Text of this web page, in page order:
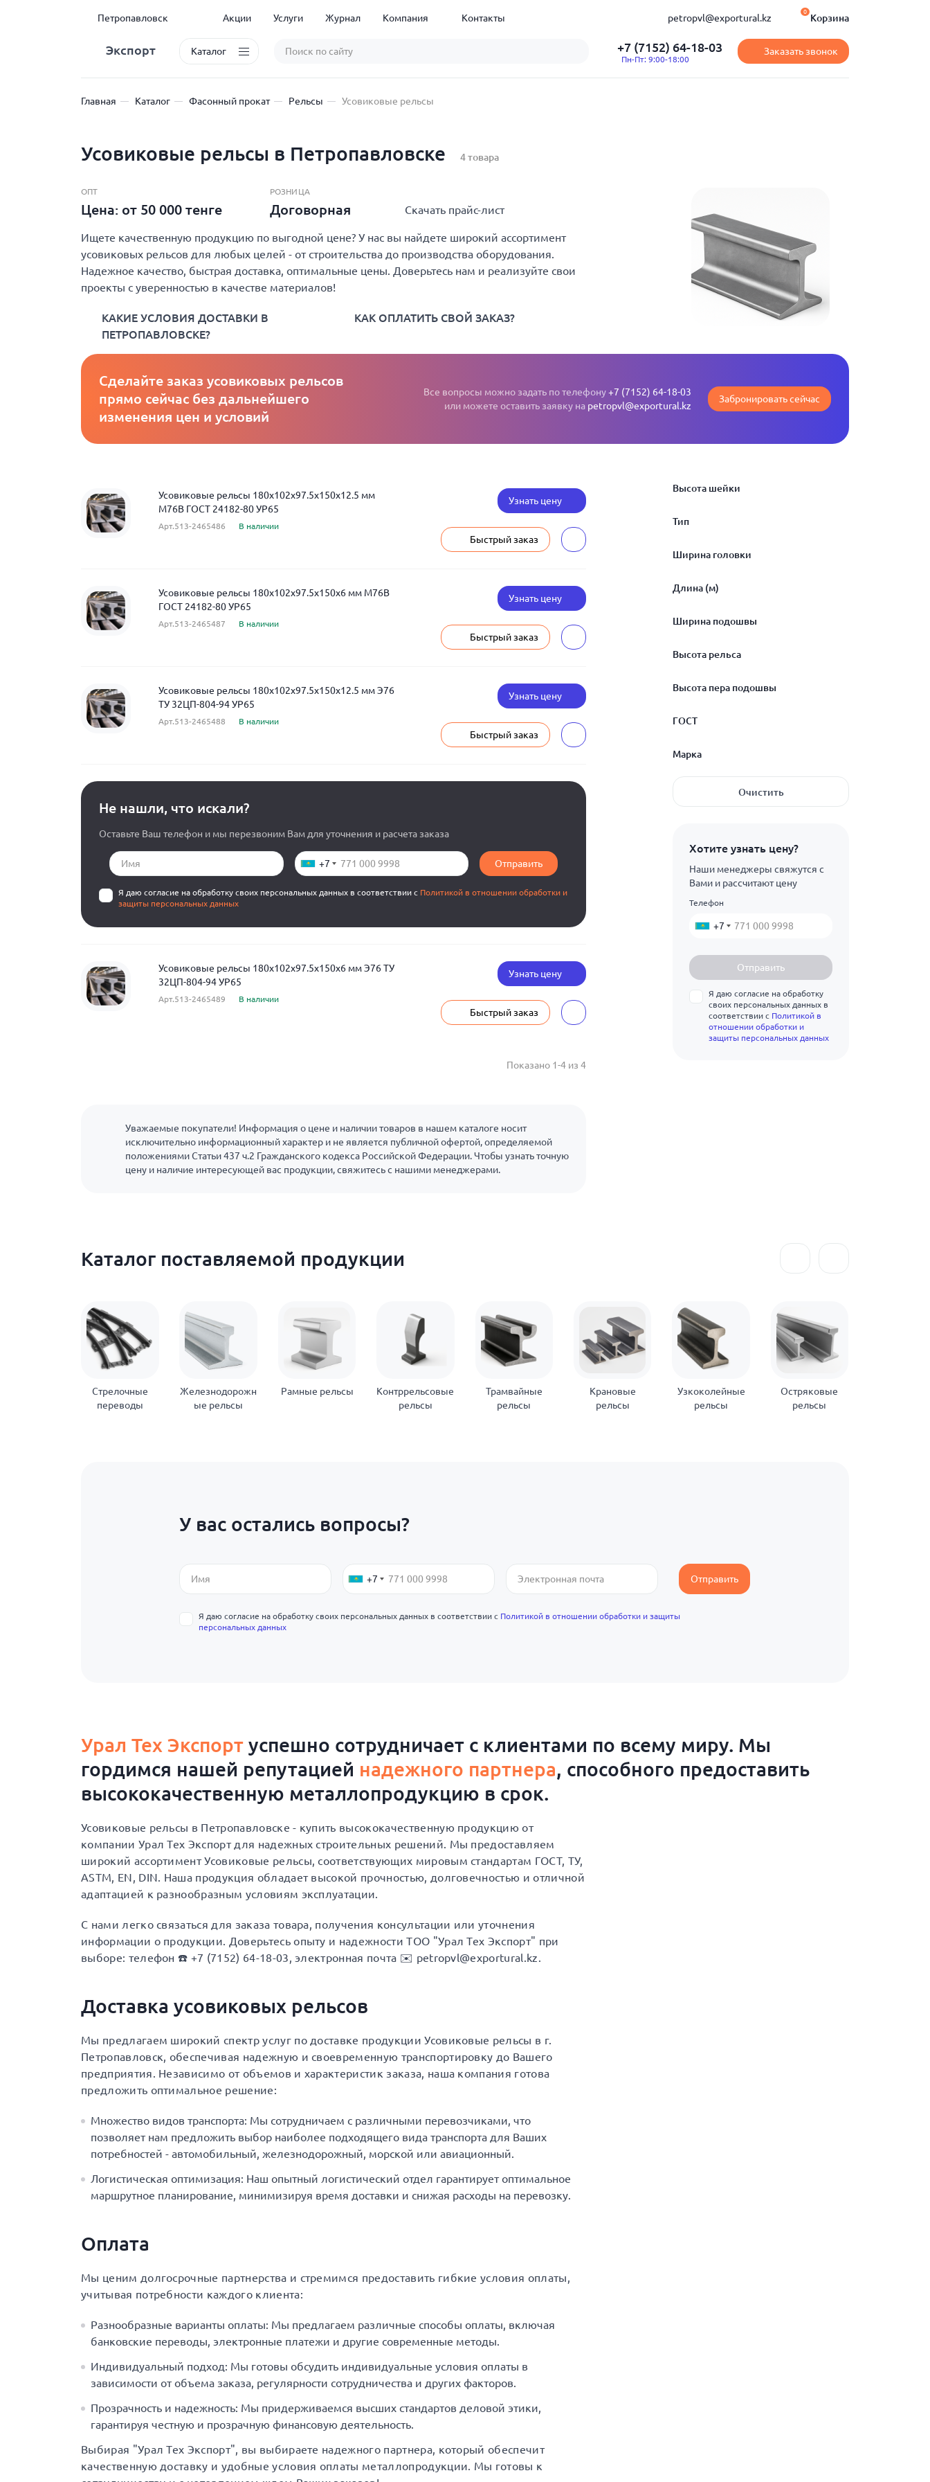
Петропавловск Акции Услуги Журнал Компания Контакты petropvl@exportural.kz Корзина
0
Экспорт Каталог +7 (7152) 64-18-03
Пн-Пт: 9:00-18:00
Заказать звонок
Главная Каталог Фасонный прокат Рельсы Усовиковые рельсы
Усовиковые рельсы в Петропавловске 4 товара
ОПТ
Цена: от 50 000 тенге
РОЗНИЦА
Договорная Скачать прайс-лист
Ищете качественную продукцию по выгодной цене? У нас вы найдете широкий ассортимент
усовиковых рельсов для любых целей - от строительства до производства оборудования.
Надежное качество, быстрая доставка, оптимальные цены. Доверьтесь нам и реализуйте свои
проекты с уверенностью в качестве материалов!
КАКИЕ УСЛОВИЯ ДОСТАВКИ В
ПЕТРОПАВЛОВСКЕ?
КАК ОПЛАТИТЬ СВОЙ ЗАКАЗ?
Сделайте заказ усовиковых рельсов
прямо сейчас без дальнейшего
изменения цен и условий
Все вопросы можно задать по телефону+7 (7152) 64-18-03
или можете оставить заявку на petropvl@exportural.kz
Забронировать сейчас
Усовиковые рельсы 180x102x97.5x150x12.5 мм
М76В ГОСТ 24182-80 УР65
Арт.513-2465486 В наличии
Узнать цену
Быстрый заказ
Усовиковые рельсы 180x102x97.5x150x6 мм М76В
ГОСТ 24182-80 УР65
Арт.513-2465487 В наличии
Узнать цену
Быстрый заказ
Усовиковые рельсы 180x102x97.5x150x12.5 мм Э76
ТУ 32ЦП-804-94 УР65
Арт.513-2465488 В наличии
Узнать цену
Быстрый заказ
Не нашли, что искали?
Оставьте Ваш телефон и мы перезвоним Вам для уточнения и расчета заказа
+7 Отправить
Я даю согласие на обработку своих персональных данных в соответствии с Политикой в отношении обработки и
защиты персональных данных
Усовиковые рельсы 180x102x97.5x150x6 мм Э76 ТУ
32ЦП-804-94 УР65
Арт.513-2465489 В наличии
Узнать цену
Быстрый заказ
Показано 1-4 из 4
Высота шейки
Тип
Ширина головки
Длина (м)
Ширина подошвы
Высота рельса
Высота пера подошвы
ГОСТ
ТУ 32ЦП-804-94
Марка
Очистить
Хотите узнать цену?
Наши менеджеры свяжутся с
Вами и рассчитают цену
Телефон
+7
Отправить
Я даю согласие на обработку
своих персональных данных в
соответствии с Политикой в
отношении обработки и
защиты персональных данных
Уважаемые покупатели! Информация о цене и наличии товаров в нашем каталоге носит
исключительно информационный характер и не является публичной офертой, определяемой
положениями Статьи 437 ч.2 Гражданского кодекса Российской Федерации. Чтобы узнать точную
цену и наличие интересующей вас продукции, свяжитесь с нашими менеджерами.
Каталог поставляемой продукции
Стрелочные
переводы
Железнодорожн
ые рельсы
Рамные рельсы
Контррельсовые
рельсы
Трамвайные
рельсы
Крановые
рельсы
Узкоколейные
рельсы
Остряковые
рельсы
У вас остались вопросы?
+7 Отправить
Я даю согласие на обработку своих персональных данных в соответствии с Политикой в отношении обработки и защиты
персональных данных
Урал Тех Экспорт успешно сотрудничает с клиентами по всему миру. Мы
гордимся нашей репутацией надежного партнера, способного предоставить
высококачественную металлопродукцию в срок.
Усовиковые рельсы в Петропавловске - купить высококачественную продукцию от
компании Урал Тех Экспорт для надежных строительных решений. Мы предоставляем
широкий ассортимент Усовиковые рельсы, соответствующих мировым стандартам ГОСТ, ТУ,
ASTM, EN, DIN. Наша продукция обладает высокой прочностью, долговечностью и отличной
адаптацией к разнообразным условиям эксплуатации.
С нами легко связаться для заказа товара, получения консультации или уточнения
информации о продукции. Доверьтесь опыту и надежности ТОО "Урал Тех Экспорт" при
выборе: телефон ☎️ +7 (7152) 64-18-03, электронная почта ✉️ petropvl@exportural.kz.
Доставка усовиковых рельсов
Мы предлагаем широкий спектр услуг по доставке продукции Усовиковые рельсы в г.
Петропавловск, обеспечивая надежную и своевременную транспортировку до Вашего
предприятия. Независимо от объемов и характеристик заказа, наша компания готова
предложить оптимальное решение:
Множество видов транспорта: Мы сотрудничаем с различными перевозчиками, что
позволяет нам предложить выбор наиболее подходящего вида транспорта для Ваших
потребностей - автомобильный, железнодорожный, морской или авиационный.
Логистическая оптимизация: Наш опытный логистический отдел гарантирует оптимальное
маршрутное планирование, минимизируя время доставки и снижая расходы на перевозку.
Оплата
Мы ценим долгосрочные партнерства и стремимся предоставить гибкие условия оплаты,
учитывая потребности каждого клиента:
Разнообразные варианты оплаты: Мы предлагаем различные способы оплаты, включая
банковские переводы, электронные платежи и другие современные методы.
Индивидуальный подход: Мы готовы обсудить индивидуальные условия оплаты в
зависимости от объема заказа, регулярности сотрудничества и других факторов.
Прозрачность и надежность: Мы придерживаемся высших стандартов деловой этики,
гарантируя честную и прозрачную финансовую деятельность.
Выбирая "Урал Тех Экспорт", вы выбираете надежного партнера, который обеспечит
качественную доставку и удобные условия оплаты металлопродукции. Мы готовы к